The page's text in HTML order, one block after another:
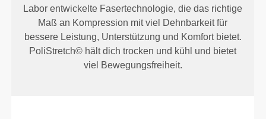
Labor entwickelte Fasertechnologie, die das richtige
Maß an Kompression mit viel Dehnbarkeit für
bessere Leistung, Unterstützung und Komfort bietet.
PoliStretch© hält dich trocken und kühl und bietet
viel Bewegungsfreiheit.